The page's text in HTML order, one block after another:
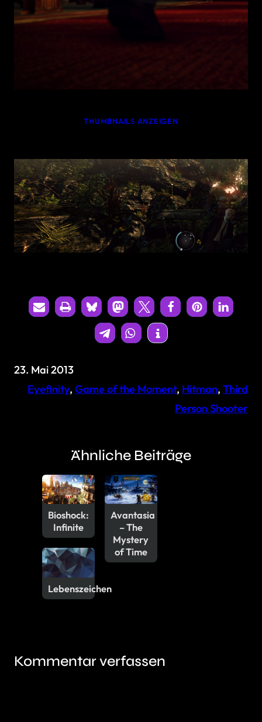
THUMBNAILS ANZEIGEN
23. Mai 2013
Eyefinity, Game of the Moment, Hitman, Third
Person Shooter
Ähnliche Beiträge
Bioshock:
Infinite
Lebenszeichen
Avantasia
– The
Mystery
of Time
Kommentar verfassen